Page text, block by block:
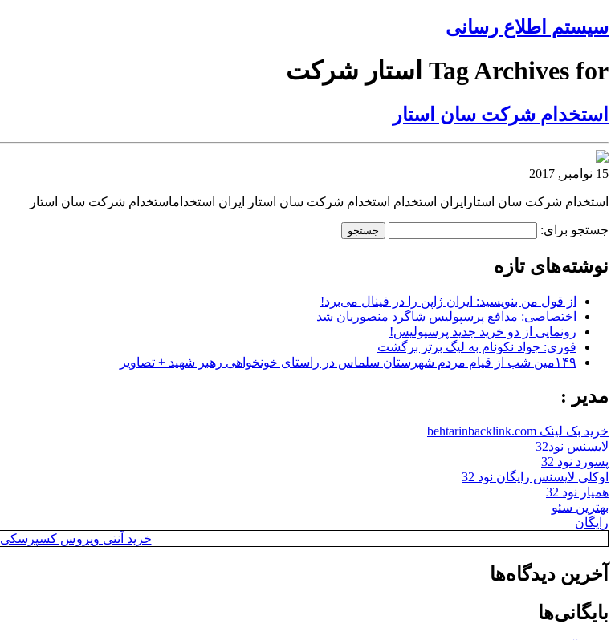
سیستم اطلاع رسانی
Tag Archives for استار شرکت
استخدام شرکت سان استار
15 نوامبر, 2017
استخدام شرکت سان استارایران استخدام استخدام شرکت سان استار ایران استخداماستخدام شرکت سان استار
جستجو برای:
نوشته‌های تازه
از قول من بنویسید: ایران ژاپن را در فینال می‌برد!
اختصاصی: مدافع پرسپولیس شاگرد منصوریان شد
رونمایی از دو خرید جدید پرسپولیس!
فوری: جواد نکونام به لیگ برتر برگشت
۱۴۹مین شب از قیام مردم شهرستان سلماس در راستای خونخواهی رهبر شهید + تصاویر
مدیر :
خرید بک لینک behtarinbacklink.com
لایسنس نود32
پسورد نود 32
اوکلی لایسنس رایگان نود 32
همیار نود 32
بهترین سئو
رایگان
خرید آنتی ویروس کسپرسکی
آخرین دیدگاه‌ها
بایگانی‌ها